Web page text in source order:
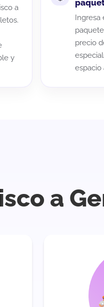
a
y
precio
espacio
a